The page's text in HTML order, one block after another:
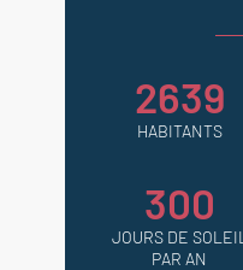
2639
HABITANTS
300
JOURS DE SOLEIL
PAR AN